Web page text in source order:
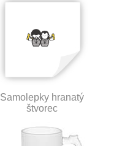
Samolepky hranatý
štvorec